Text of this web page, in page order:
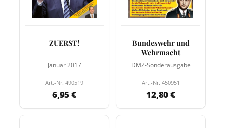
ZUERST!
Januar 2017
Art.-Nr. 490519
6,95 €
Bundeswehr und
Wehrmacht
DMZ-Sonderausgabe
Art.-Nr. 450951
12,80 €